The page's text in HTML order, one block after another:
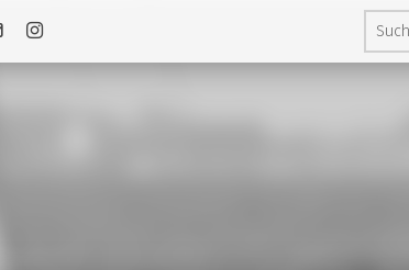
Suchen nach:
KontaktLink: Instagram